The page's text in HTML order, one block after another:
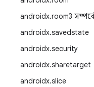
androidx.room3
androidx.savedstate
androidx.security
androidx.sharetarget
androidx.slice